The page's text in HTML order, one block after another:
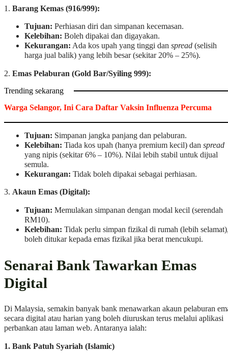
1. Barang Kemas (916/999):
Tujuan: Perhiasan diri dan simpanan kecemasan.
Kelebihan: Boleh dipakai dan digayakan.
Kekurangan: Ada kos upah yang tinggi dan spread (selisih
harga jual balik) yang lebih besar (sekitar 20% – 25%).
2. Emas Pelaburan (Gold Bar/Syiling 999):
Trending sekarang
Warga Selangor, Ini Cara Daftar Vaksin Influenza Percuma
Tujuan: Simpanan jangka panjang dan pelaburan.
Kelebihan: Tiada kos upah (hanya premium kecil) dan spread
yang nipis (sekitar 6% – 10%). Nilai lebih stabil untuk dijual
semula.
Kekurangan: Tidak boleh dipakai sebagai perhiasan.
3. Akaun Emas (Digital):
Tujuan: Memulakan simpanan dengan modal kecil (serendah
RM10).
Kelebihan: Tidak perlu simpan fizikal di rumah (lebih
boleh ditukar kepada emas fizikal jika berat mencukupi.
Senarai Bank Tawarkan Emas
Digital
Di Malaysia, semakin banyak bank menawarkan akaun pelaburan
secara digital atau harian yang boleh diuruskan terus melalui aplikasi
perbankan atau laman web. Antaranya ialah:
1. Bank Patuh Syariah (Islamic)